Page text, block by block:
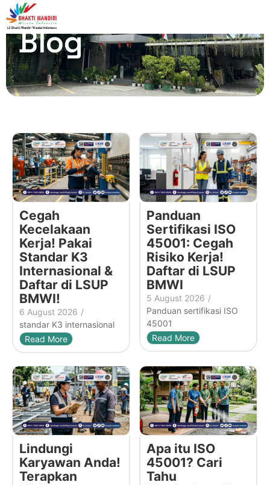
Blog
Cegah
Kecelakaan
Kerja! Pakai
Standar K3
Internasional &
Daftar di LSUP
BMWI!
6 August 2026 /
standar K3 internasional
Read More
Panduan
Sertifikasi ISO
45001: Cegah
Risiko Kerja!
Daftar di LSUP
BMWI
5 August 2026 /
Panduan sertifikasi ISO
45001
Read More
Lindungi
Karyawan Anda!
Terapkan
Apa itu ISO
45001? Cari
Tahu